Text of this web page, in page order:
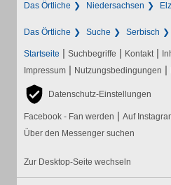
Das Örtliche Niedersachsen
Das Örtliche Suche Serbisch
Startseite | Suchbegriffe | Kontakt |
Impressum | Nutzungsbedingungen |
Datenschutz-Einstellungen
Facebook - Fan werden | Auf
Über den Messenger suchen
Zur Desktop-Seite wechseln